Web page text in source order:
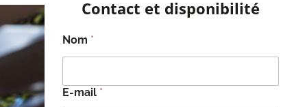
Contact et disponibilité
Nom *
E-mail *